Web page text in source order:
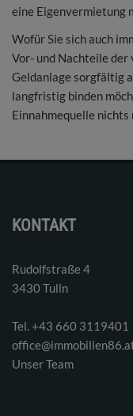
eine Eigenvermietung
Wofür Sie sich auch
Vor- und Nachteile
Geldanlage sorgfältig
langfristig binden
Einnahmequelle nichts
KONTAKT
Rudolfstraße 4
3430 Tulln
Tel. ‭+43 660 3119401‬
Unser Team